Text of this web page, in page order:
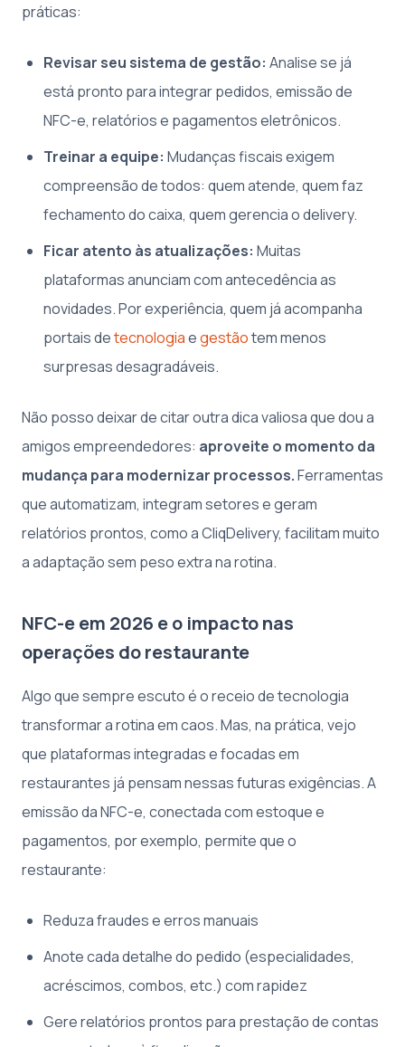
práticas:
Revisar seu sistema de gestão: Analise se já
está pronto para integrar pedidos, emissão de
NFC-e, relatórios e pagamentos eletrônicos.
Treinar a equipe: Mudanças fiscais exigem
compreensão de todos: quem atende, quem faz
fechamento do caixa, quem gerencia o delivery.
Ficar atento às atualizações: Muitas
plataformas anunciam com antecedência as
novidades. Por experiência, quem já acompanha
portais detecnologiaegestãotem menos
surpresas desagradáveis.
Não posso deixar de citar outra dica valiosa que dou a
amigos empreendedores: aproveite o momento da
mudança para modernizar processos.Ferramentas
que automatizam, integram setores e geram
relatórios prontos, como a CliqDelivery, facilitam muito
a adaptação sem peso extra na rotina.
NFC-e em 2026 e o impacto nas
operações do restaurante
Algo que sempre escuto é o receio de tecnologia
transformar a rotina em caos. Mas, na prática, vejo
que plataformas integradas e focadas em
restaurantes já pensam nessas futuras exigências. A
emissão da NFC-e, conectada com estoque e
pagamentos, por exemplo, permite que o
restaurante:
Reduza fraudes e erros manuais
Anote cada detalhe do pedido (especialidades,
acréscimos, combos, etc.) com rapidez
Gere relatórios prontos para prestação de contas